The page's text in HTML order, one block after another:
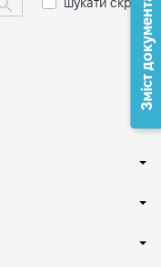
Зміст документа